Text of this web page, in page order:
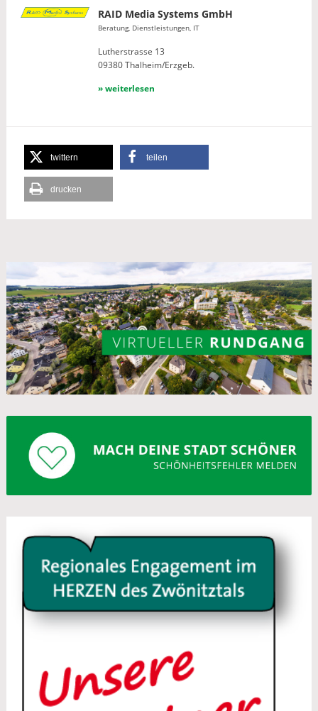
RAID Media Systems GmbH
Beratung, Dienstleistungen, IT
Lutherstrasse 13
09380 Thalheim/Erzgeb.
» weiterlesen
twittern teilen
drucken